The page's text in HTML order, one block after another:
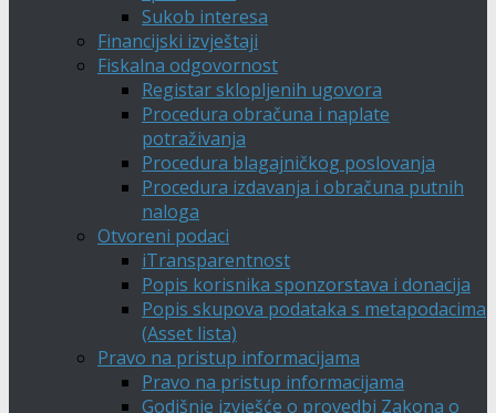
Sukob interesa
Financijski izvještaji
Fiskalna odgovornost
Registar sklopljenih ugovora
Procedura obračuna i naplate
potraživanja
Procedura blagajničkog poslovanja
Procedura izdavanja i obračuna putnih
naloga
Otvoreni podaci
iTransparentnost
Popis korisnika sponzorstava i donacija
Popis skupova podataka s metapodacima
(Asset lista)
Pravo na pristup informacijama
Pravo na pristup informacijama
Godišnje izvješće o provedbi Zakona o